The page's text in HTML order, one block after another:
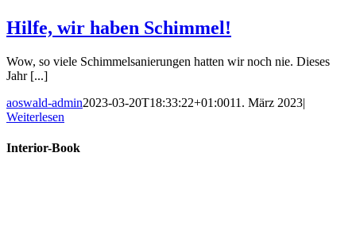
Hilfe, wir haben Schimmel!
Wow, so viele Schimmelsanierungen hatten wir noch nie. Dieses
Jahr [...]
aoswald-admin2023-03-20T18:33:22+01:0011. März 2023|
Weiterlesen
Interior-Book